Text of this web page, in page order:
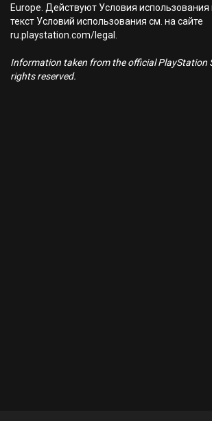
Europe. Действуют Условия
текст Условий использования см. на сайте
ru.playstation.com/legal.
Information taken from the official PlayStation
rights reserved.